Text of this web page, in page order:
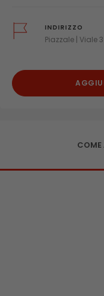
INDIRIZZO
Piazzale | Viale
COME